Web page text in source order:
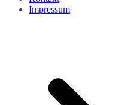
Impressum